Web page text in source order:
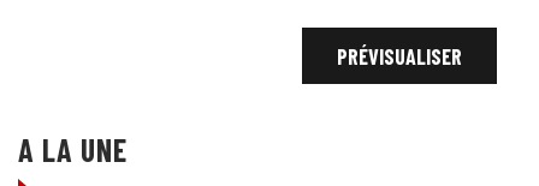
A LA UNE